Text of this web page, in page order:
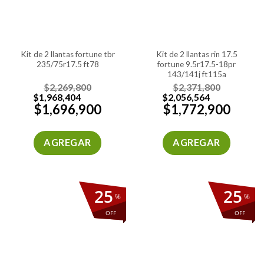
kit de 2 llantas fortune tbr
235/75r17.5 ft78
$2,269,800
$1,968,404
$1,696,900
AGREGAR
kit de 2 llantas rin 17.5
fortune 9.5r17.5-18pr
143/141j ft115a
$2,371,800
$2,056,564
$1,772,900
AGREGAR
%
OFF
25 %
OFF
25